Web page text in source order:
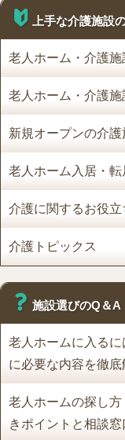
上手な介護施設
老人ホーム・介護施
老人ホーム・介護施
新規オープンの介
老人ホーム入居・
介護に関するお役立
介護トピックス
施設選びのQ＆A
老人ホームに入る
に必要な内容を徹底
老人ホームの探し
きポイントと相談窓